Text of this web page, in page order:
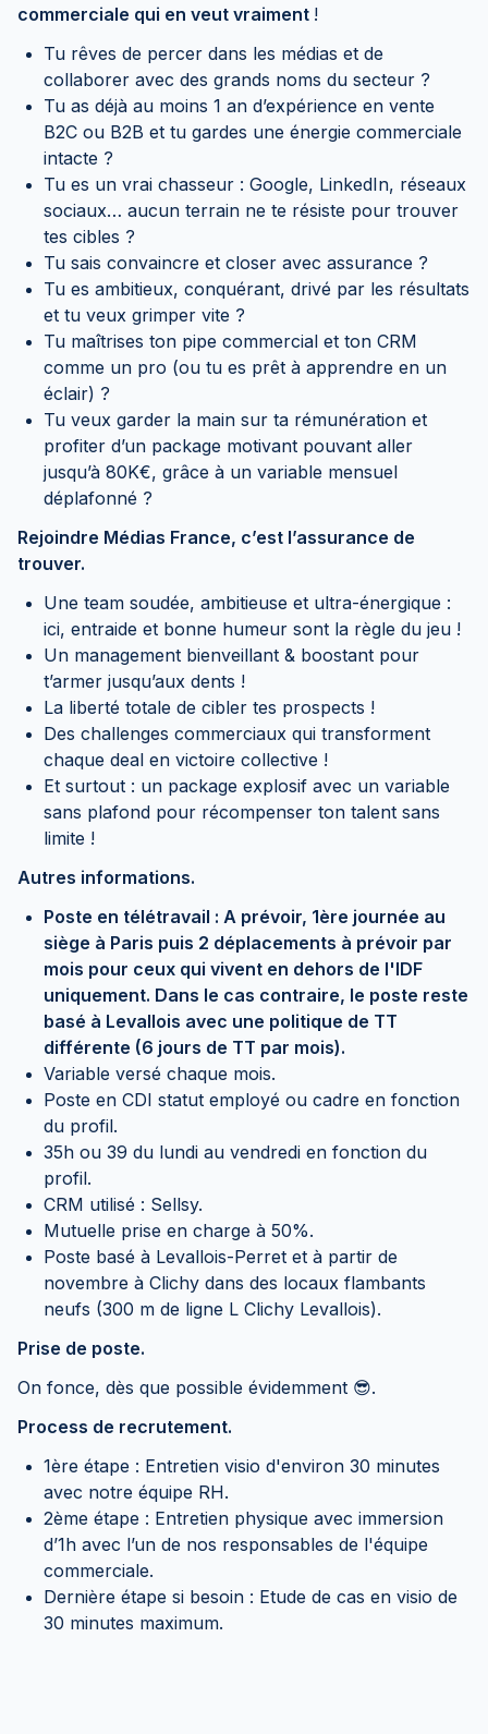
commerciale qui en veut vraiment !
Tu rêves de percer dans les médias et de
collaborer avec des grands noms du secteur ?
Tu as déjà au moins 1 an d’expérience en vente
B2C ou B2B et tu gardes une énergie commerciale
intacte ?
Tu es un vrai chasseur : Google, LinkedIn, réseaux
sociaux… aucun terrain ne te résiste pour trouver
tes cibles ?
Tu sais convaincre et closer avec assurance ?
Tu es ambitieux, conquérant, drivé par les résultats
et tu veux grimper vite ?
Tu maîtrises ton pipe commercial et ton CRM
comme un pro (ou tu es prêt à apprendre en un
éclair) ?
Tu veux garder la main sur ta rémunération et
profiter d’un package motivant pouvant aller
jusqu’à 80K€, grâce à un variable mensuel
déplafonné ?
Rejoindre Médias France, c’est l’assurance de
trouver.
Une team soudée, ambitieuse et ultra-énergique :
ici, entraide et bonne humeur sont la règle du jeu !
Un management bienveillant & boostant pour
t’armer jusqu’aux dents !
La liberté totale de cibler tes prospects !
Des challenges commerciaux qui transforment
chaque deal en victoire collective !
Et surtout : un package explosif avec un variable
sans plafond pour récompenser ton talent sans
limite !
Autres informations.
Poste en télétravail : A prévoir, 1ère journée au
siège à Paris puis 2 déplacements à prévoir par
mois pour ceux qui vivent en dehors de l'IDF
uniquement. Dans le cas contraire, le poste reste
basé à Levallois avec une politique de TT
différente (6 jours de TT par mois).
Variable versé chaque mois.
Poste en CDI statut employé ou cadre en fonction
du profil.
35h ou 39 du lundi au vendredi en fonction du
profil.
CRM utilisé : Sellsy.
Mutuelle prise en charge à 50%.
Poste basé à Levallois-Perret et à partir de
novembre à Clichy dans des locaux flambants
neufs (300 m de ligne L Clichy Levallois).
Prise de poste.
On fonce, dès que possible évidemment 😎.
Process de recrutement.
1ère étape : Entretien visio d'environ 30 minutes
avec notre équipe RH.
2ème étape : Entretien physique avec immersion
d’1h avec l’un de nos responsables de l'équipe
commerciale.
Dernière étape si besoin : Etude de cas en visio de
30 minutes maximum.